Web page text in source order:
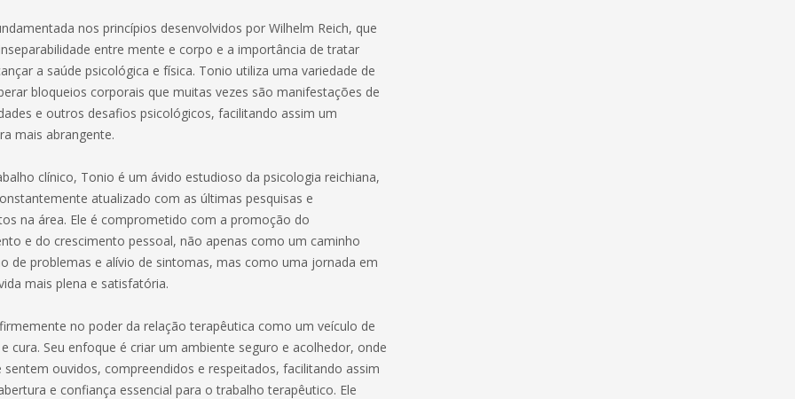
nos princípios desenvolvidos por Wilhelm Reich, que
entre mente e corpo e a importância de tratar
a saúde psicológica e física. Tonio utiliza uma variedade de
bloqueios corporais que muitas vezes são manifestações de
e outros desafios psicológicos, facilitando assim um
mais abrangente.
clínico, Tonio é um ávido estudioso da psicologia reichiana,
atualizado com as últimas pesquisas e
na área. Ele é comprometido com a promoção do
e do crescimento pessoal, não apenas como um caminho
de problemas e alívio de sintomas, mas como uma jornada em
mais plena e satisfatória.
no poder da relação terapêutica como um veículo de
cura. Seu enfoque é criar um ambiente seguro e acolhedor, onde
sentem ouvidos, compreendidos e respeitados, facilitando assim
e confiança essencial para o trabalho terapêutico. Ele